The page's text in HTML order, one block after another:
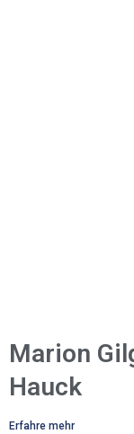
Marion
Hauck
Erfahre mehr